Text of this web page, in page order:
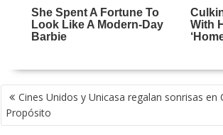
NAVEGACIÓN
DE
ENTRADAS
Cines Unidos y Unicasa regalan sonrisas en
Propósito